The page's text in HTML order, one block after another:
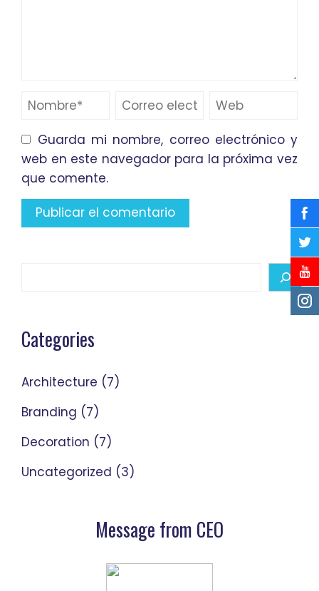
Guarda mi nombre, correo electrónico y
web en este navegador para la próxima vez
que comente.
Categories
Architecture (7)
Branding (7)
Decoration (7)
Uncategorized (3)
Message from CEO